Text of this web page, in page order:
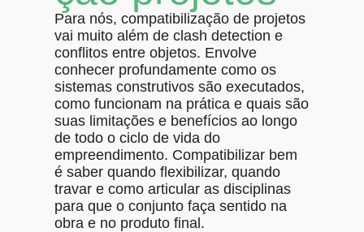
Para nós, compatibilização de projetos
vai muito além de clash detection e
conflitos entre objetos. Envolve
conhecer profundamente como os
sistemas construtivos são executados,
como funcionam na prática e quais são
suas limitações e benefícios ao longo
de todo o ciclo de vida do
empreendimento. Compatibilizar bem
é saber quando flexibilizar, quando
travar e como articular as disciplinas
para que o conjunto faça sentido na
obra e no produto final.